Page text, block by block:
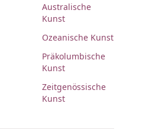
Australische
Kunst
Ozeanische Kunst
Präkolumbische
Kunst
Zeitgenössische
Kunst